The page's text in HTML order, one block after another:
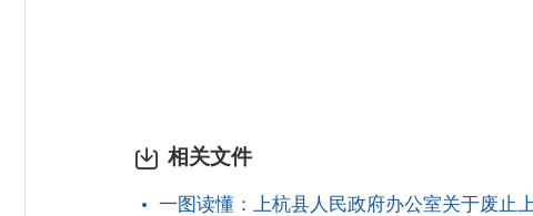
相关文件
一图读懂：上杭县人民政府办公室关于废止